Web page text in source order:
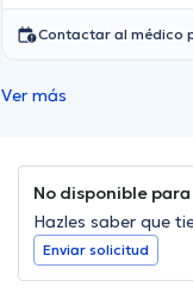
Contactar al médico
Ver más
No disponible
Hazles saber que
Enviar solicitud